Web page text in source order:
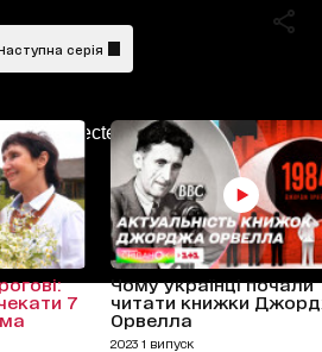
серія
7
Чому українці почали
читати книжки
Орвелла
2023 1 випуск